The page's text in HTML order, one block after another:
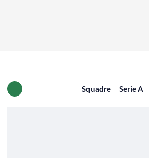
Squadre Serie A